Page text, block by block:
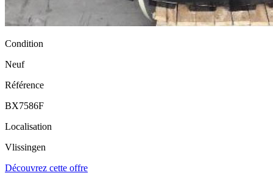
Condition
Neuf
Référence
BX7586F
Localisation
Vlissingen
Découvrez cette offre